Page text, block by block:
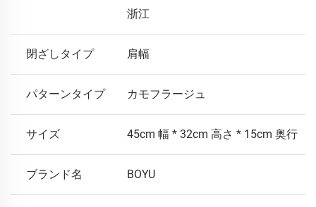
浙江
閉ざしタイプ 肩幅
パターンタイプ カモフラージュ
サイズ 45cm 幅 * 32cm 高さ * 15cm 奥行
ブランド名 BOYU